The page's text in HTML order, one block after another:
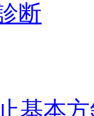
断
基本